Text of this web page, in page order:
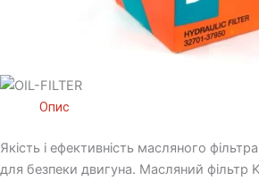
Опис
Якість і ефективність масляного
для безпеки двигуна. Масляний фільтр